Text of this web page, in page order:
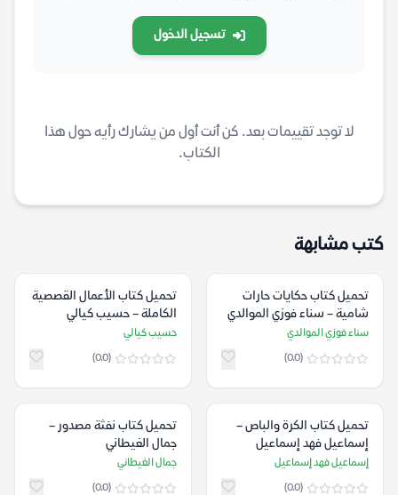
تسجيل الدخول
لا توجد تقييمات بعد. كن أنت أول من يشارك رأيه حول هذا
الكتاب.
كتب مشابهة
تحميل كتاب حكايات حارات
شامية – سناء فوزي الموالدي
سناء فوزي الموالدي
(0.0)
تحميل كتاب الأعمال القصصية
الكاملة – حسيب كيالي
حسيب كيالي
(0.0)
تحميل كتاب الكرة والباص –
إسماعيل فهد إسماعيل
إسماعيل فهد إسماعيل
(0.0)
تحميل كتاب نفثة مصدور –
جمال الغيطاني
جمال الغيطاني
(0.0)